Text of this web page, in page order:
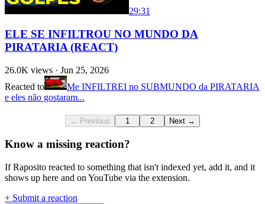
29:31
ELE SE INFILTROU NO MUNDO DA
PIRATARIA (REACT)
26.0K views · Jun 25, 2026
Reacted to
Me INFILTREI no SUBMUNDO da PIRATARIA
e eles não gostaram...
← Previous 1 2 Next →
Know a missing reaction?
If Raposito reacted to something that isn't indexed yet, add it, and it
shows up here and on YouTube via the extension.
+ Submit a reaction